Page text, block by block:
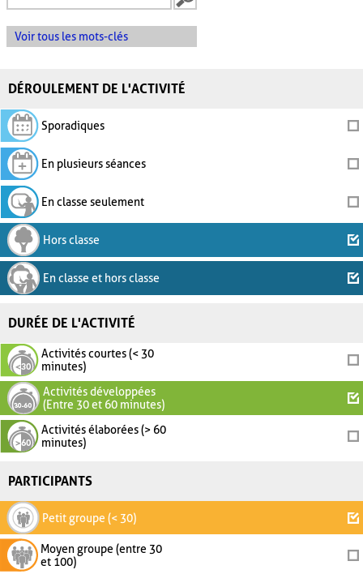
Voir tous les mots-clés
DÉROULEMENT DE L'ACTIVITÉ
Sporadiques
En plusieurs séances
En classe seulement
Hors classe
En classe et hors classe
DURÉE DE L'ACTIVITÉ
Activités courtes (< 30
minutes)
Activités développées
(Entre 30 et 60 minutes)
Activités élaborées (> 60
minutes)
PARTICIPANTS
Petit groupe (< 30)
Moyen groupe (entre 30
et 100)